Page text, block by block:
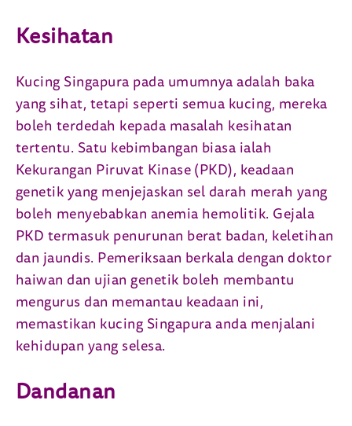
Kesihatan
Kucing Singapura pada umumnya adalah baka
yang sihat, tetapi seperti semua kucing, mereka
boleh terdedah kepada masalah kesihatan
tertentu. Satu kebimbangan biasa ialah
Kekurangan Piruvat Kinase (PKD), keadaan
genetik yang menjejaskan sel darah merah yang
boleh menyebabkan anemia hemolitik. Gejala
PKD termasuk penurunan berat badan, keletihan
dan jaundis. Pemeriksaan berkala dengan doktor
haiwan dan ujian genetik boleh membantu
mengurus dan memantau keadaan ini,
memastikan kucing Singapura anda menjalani
kehidupan yang selesa.
Dandanan